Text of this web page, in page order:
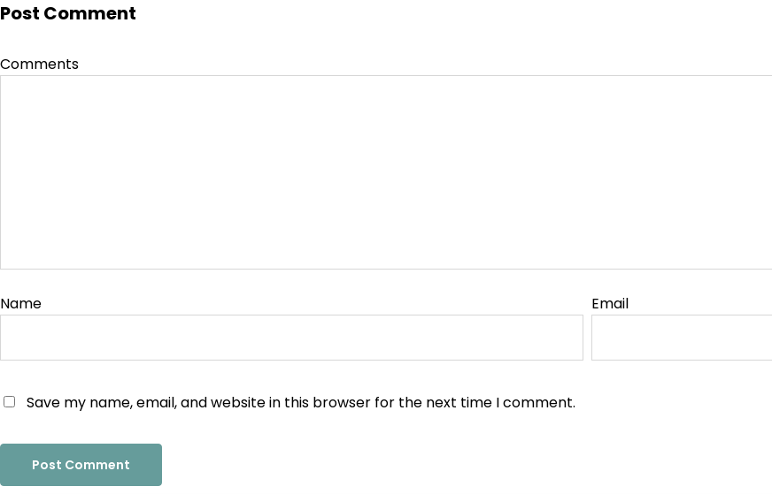
Post Comment
Comments
Name Email
Save my name, email, and website in this browser for the next time I comment.